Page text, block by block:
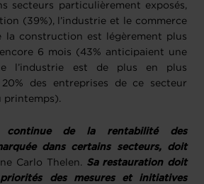
secteurs particulièrement exposés,
(39%), l’industrie et le commerce
la construction est légèrement plus
6 mois (43% anticipaient une
l’industrie est de plus en plus
20% des entreprises de ce secteur
printemps).
continue de la rentabilité des
dans certains secteurs, doit
Carlo Thelen.
Sa restauration doit
des mesures et initiatives